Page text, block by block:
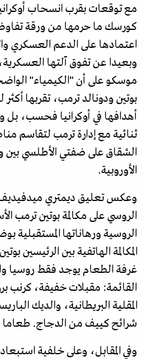
مع توقعات بقرب انسحاب
كورسك ما حرمها من ورقة
اعتمادها على الدعم العسكري
وبعيدا عن تفوق آلتها
موسكو على أن "الكيمياء"
بوتين ودونالد ترمب، تقربها
أهدافها في أوكرانيا فحسب، بل
ثنائية مع إدارة ترمب لتقاسم
الشقاق على ضفتي الأطلسي
الأوروبية.
وعكس تعليق ديمتري
الروسي على مكالمة بوتين ترمب
الروسية ورهاناتها
المكالمة الهاتفية بين الرئيسين
غرفة الطعام يوجد فقط روسيا
القائمة: مقبلات خفيفة، كرنب
المقلية البريطانية، والديك
شرائح كييف من الدجاج.
وفي المقابل، وعلى خلفية